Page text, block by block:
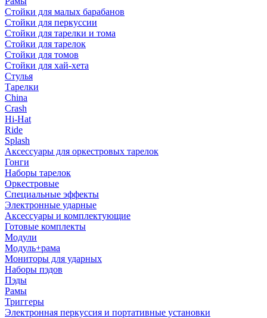
Стойки для малых барабанов
Стойки для перкуссии
Стойки для тарелки и тома
Стойки для тарелок
Стойки для томов
Стойки для хай-хета
Стулья
Тарелки
China
Crash
Hi-Hat
Ride
Splash
Аксессуары для оркестровых тарелок
Гонги
Наборы тарелок
Оркестровые
Специальные эффекты
Электронные ударные
Аксессуары и комплектующие
Готовые комплекты
Модули
Модуль+рама
Мониторы для ударных
Наборы пэдов
Пэды
Рамы
Триггеры
Электронная перкуссия и портативные установки